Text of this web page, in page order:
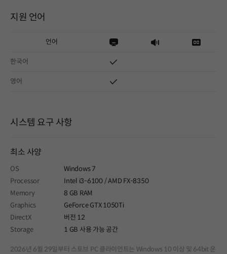
지원 언어
언어
한국어
영어
시스템 요구 사항
최소 사양
OS
Windows 7
Processor
Intel i3-6100 / AMD FX-8350
Memory
8 GB RAM
Graphics
GeForce GTX 1050Ti
DirectX
버전 12
Storage
1 GB 사용 가능 공간
2026년 6월 29일부터 스토브 PC 클라이언트는 Windows 10 이상 및 64bit 운